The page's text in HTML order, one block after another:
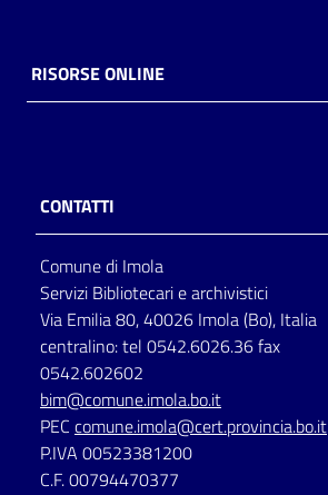
storico
per
lettura
Seguici
su
RISORSE ONLINE
CONTATTI
Comune di Imola
Servizi Bibliotecari e archivistici
Via Emilia 80, 40026 Imola (Bo), Italia
centralino: tel 0542.6026.36 fax
0542.602602
bim@comune.imola.bo.it
PEC comune.imola@cert.provincia.bo.it
P.IVA 00523381200
C.F. 00794470377